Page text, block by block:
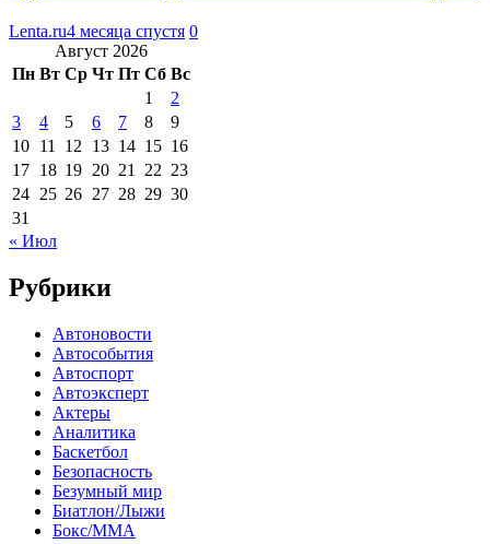
Lenta.ru4 месяца спустя 0
Август 2026
Пн Вт Ср Чт Пт Сб Вс
1
2
3
4 5 6 7 8
9
10 11 12 13 14 15 16
17 18 19 20 21 22 23
24 25 26 27 28 29 30
31
« Июл
Рубрики
Автоновости
Автособытия
Автоспорт
Автоэксперт
Актеры
Аналитика
Баскетбол
Безопасность
Безумный мир
Биатлон/Лыжи
Бокс/MMA